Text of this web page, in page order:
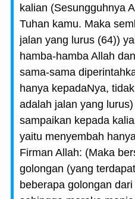
kalian (Sesungguhnya
Tuhan kamu. Maka
jalan yang lurus (64))
hamba-hamba Allah
sama-sama
hanya kepadaNya,
adalah jalan yang
sampaikan kepada
yaitu menyembah
Firman Allah: (Maka
golongan (yang
beberapa golongan